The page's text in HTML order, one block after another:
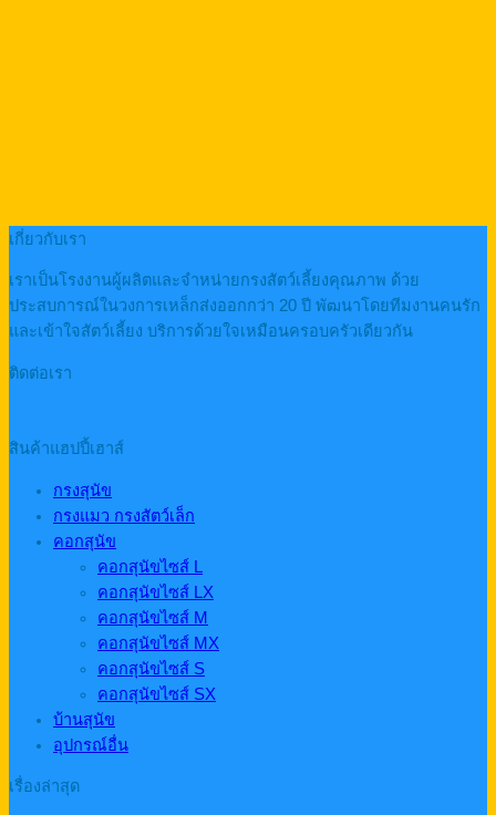
เกี่ยวกับเรา
เราเป็นโรงงานผู้ผลิตและจำหน่ายกรงสัตว์เลี้ยงคุณภาพ ด้วย
ประสบการณ์ในวงการเหล็กส่งออกกว่า 20 ปี พัฒนาโดยทีมงานคนรัก
และเข้าใจสัตว์เลี้ยง บริการด้วยใจเหมือนครอบครัวเดียวกัน
ติดต่อเรา
สินค้าแฮปปี้เฮาส์
กรงสุนัข
กรงแมว กรงสัตว์เล็ก
คอกสุนัข
คอกสุนัขไซส์ L
คอกสุนัขไซส์ LX
คอกสุนัขไซส์ M
คอกสุนัขไซส์ MX
คอกสุนัขไซส์ S
คอกสุนัขไซส์ SX
บ้านสุนัข
อุปกรณ์อื่น
เรื่องล่าสุด